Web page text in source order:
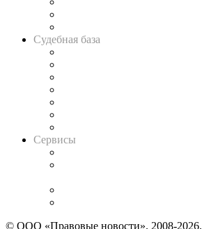
Судебная база
Сервисы
© ООО «Правовые новости». 2008-2026.